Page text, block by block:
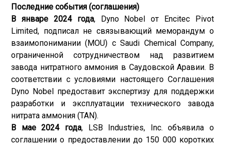
Последние события (соглашения)
В январе 2024 года, Dyno Nobel от Encitec Pivot
Limited, подписал не связывающий меморандум о
взаимопонимании (MOU) с Saudi Chemical Company,
ограниченной сотрудничеством над развитием
завода нитратного аммония в Саудовской Аравии. В
соответствии с условиями настоящего Соглашения
Dyno Nobel предоставит экспертизу для поддержки
разработки и эксплуатации технического завода
нитрата аммония (TAN).
В мае 2024 года, LSB Industries, Inc. объявила о
соглашении о предоставлении до 150 000 коротких